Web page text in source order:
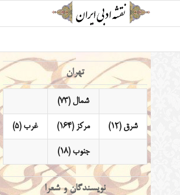
تهران
شمال (73)
شرق (12) مرکز (164) غرب (5)
جنوب (18)
نویسندگان و شعرا